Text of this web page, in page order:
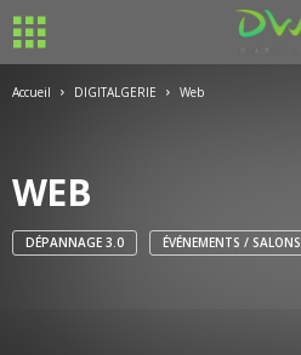
Accueil DIGITALGERIE Web
WEB
DÉPANNAGE 3.0 ÉVÉNEMENTS / SALONS